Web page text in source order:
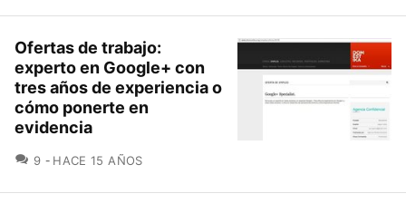
Ofertas de trabajo:
experto en Google+ con
tres años de experiencia o
cómo ponerte en
evidencia
9 COMENTARIOS
HACE 15 AÑOS